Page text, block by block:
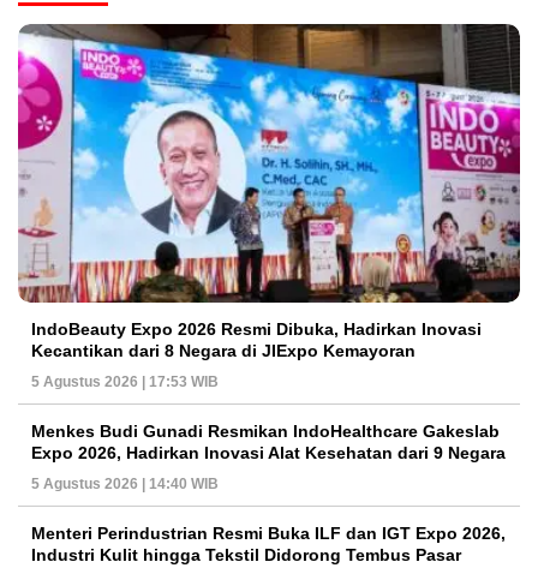
IndoBeauty Expo 2026 Resmi Dibuka, Hadirkan Inovasi
Kecantikan dari 8 Negara di JIExpo Kemayoran
5 Agustus 2026 | 17:53 WIB
Menkes Budi Gunadi Resmikan IndoHealthcare Gakeslab
Expo 2026, Hadirkan Inovasi Alat Kesehatan dari 9 Negara
5 Agustus 2026 | 14:40 WIB
Menteri Perindustrian Resmi Buka ILF dan IGT Expo 2026,
Industri Kulit hingga Tekstil Didorong Tembus Pasar